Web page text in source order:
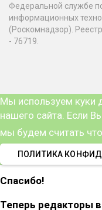
Федеральной службе
информационных
(Роскомнадзор).
- 76719.
Мы используем куки
нашего сайта. Если
мы будем считать
ПОЛИТИКА
Спасибо!
Теперь редакторы